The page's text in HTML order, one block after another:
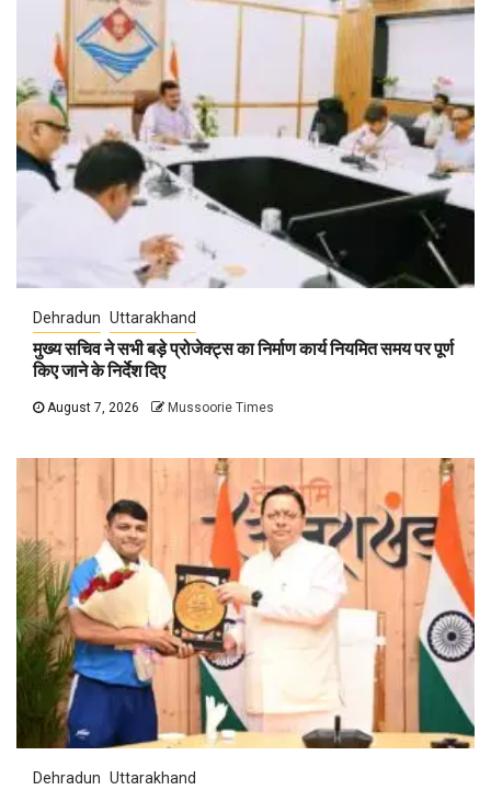
Dehradun Uttarakhand
मुख्य सचिव ने सभी बड़े प्रोजेक्ट्स का निर्माण कार्य नियमित समय पर पूर्ण
किए जाने के निर्देश दिए
August 7, 2026 Mussoorie Times
Dehradun Uttarakhand